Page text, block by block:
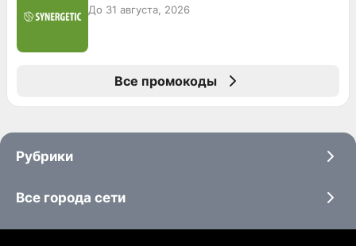
До 31 августа, 2026
Все промокоды
Рубрики
Все города сети